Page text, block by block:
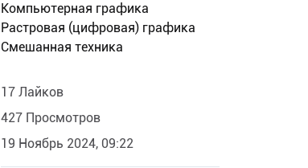
Компьютерная графика
Растровая (цифровая) графика
Смешанная техника
17 Лайков
427 Просмотров
19 Ноябрь 2024, 09:22